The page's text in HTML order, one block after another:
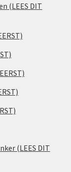
(LEES DIT
(LEES DIT